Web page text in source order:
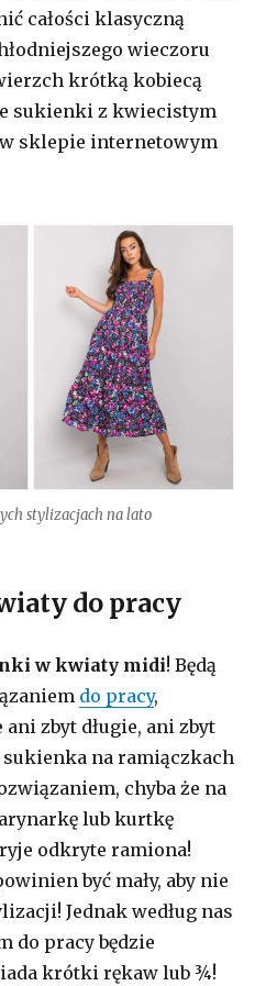
całości klasyczną
wieczoru
krótką kobiecą
sukienki z kwiecistym
sklepie internetowym
stylizacjach na lato
do pracy
w kwiaty midi! Będą
do pracy,
zbyt długie, ani zbyt
na ramiączkach
chyba że na
lub kurtkę
odkryte ramiona!
być mały, aby nie
Jednak według nas
do pracy będzie
krótki rękaw lub ¾!